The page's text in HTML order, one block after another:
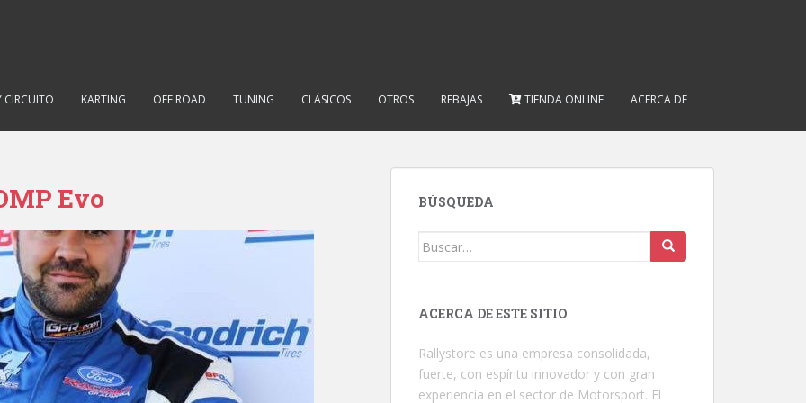
CIRCUITO KARTING OFF ROAD TUNING CLÁSICOS OTROS REBAJAS TIENDA ONLINE ACERCA DE
Evo BÚSQUEDA
Buscar:
ACERCA DE ESTE SITIO
Rallystore es una empresa consolidada,
fuerte, con espíritu innovador y con gran
experiencia en el sector de Motorsport. El